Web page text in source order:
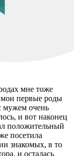
мне тоже
мои первые роды
мужем очень
и вот наконец
положительный
посетила
знакомых, в то
и осталась